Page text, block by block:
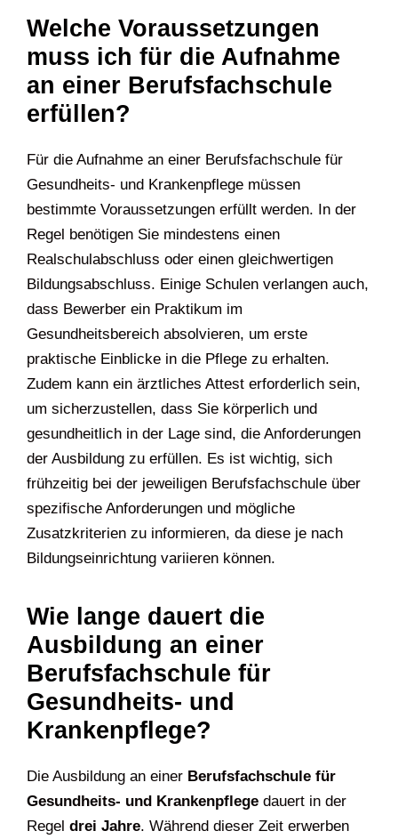
Welche Voraussetzungen
muss ich für die Aufnahme
an einer Berufsfachschule
erfüllen?
Für die Aufnahme an einer Berufsfachschule für
Gesundheits- und Krankenpflege müssen
bestimmte Voraussetzungen erfüllt werden. In der
Regel benötigen Sie mindestens einen
Realschulabschluss oder einen gleichwertigen
Bildungsabschluss. Einige Schulen verlangen auch,
dass Bewerber ein Praktikum im
Gesundheitsbereich absolvieren, um erste
praktische Einblicke in die Pflege zu erhalten.
Zudem kann ein ärztliches Attest erforderlich sein,
um sicherzustellen, dass Sie körperlich und
gesundheitlich in der Lage sind, die Anforderungen
der Ausbildung zu erfüllen. Es ist wichtig, sich
frühzeitig bei der jeweiligen Berufsfachschule über
spezifische Anforderungen und mögliche
Zusatzkriterien zu informieren, da diese je nach
Bildungseinrichtung variieren können.
Wie lange dauert die
Ausbildung an einer
Berufsfachschule für
Gesundheits- und
Krankenpflege?
Die Ausbildung an einer Berufsfachschule für
Gesundheits- und Krankenpflege dauert in der
Regel drei Jahre. Während dieser Zeit erwerben